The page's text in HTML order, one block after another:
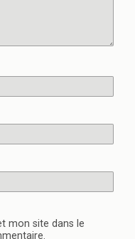
mon site dans le